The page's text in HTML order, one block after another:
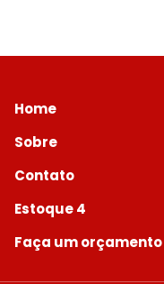
Home
Sobre
Contato
Estoque 4
Faça um orçamento